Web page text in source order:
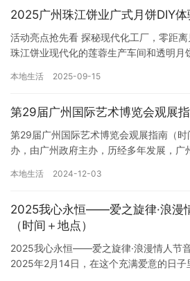
2025广州珠江饼业广式月饼DIY体
活动亮点抢先看 探秘现代化工厂，零距
珠江饼业现代化的莲蓉生产车间和透明月
感…
本地生活 2025-09-15
第29届广州国际艺术博览会观展指
第29届广州国际艺术博览会观展指南（
办，由广州政府主办，历经多年发展，广
本地生活 2024-12-03
2025我心永恒——爱之旋律·浪漫
（时间＋地点）
2025我心永恒——爱之旋律·浪漫情人节
2025年2月14日，在这个充满爱意的日子